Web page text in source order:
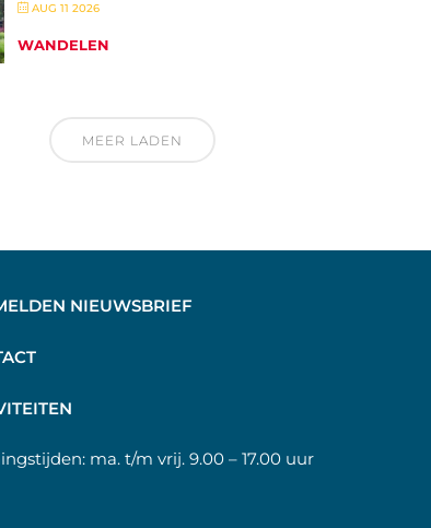
AUG 11 2026
WANDELEN
MEER LADEN
NIEUWSBRIEF
ma. t/m vrij. 9.00 – 17.00 uur